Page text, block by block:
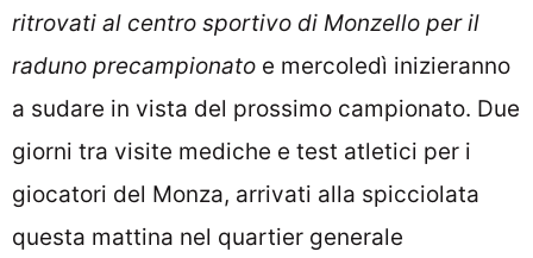
ritrovati al centro sportivo di Monzello per il
raduno precampionato e mercoledì inizieranno
a sudare in vista del prossimo campionato. Due
giorni tra visite mediche e test atletici per i
giocatori del Monza, arrivati alla spicciolata
questa mattina nel quartier generale